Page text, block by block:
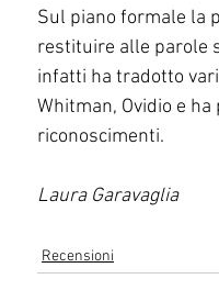
Sul piano formale la
restituire alle parole
infatti ha tradotto
Whitman, Ovidio e
riconoscimenti.
Laura Garavaglia
Recensioni